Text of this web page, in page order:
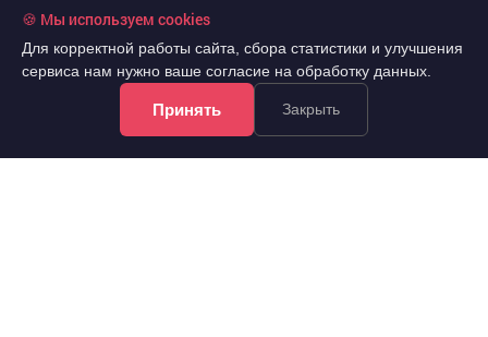
🍪 Мы используем cookies
Для корректной работы сайта, сбора статистики и улучшения
сервиса нам нужно ваше согласие на обработку данных.
Принять Закрыть